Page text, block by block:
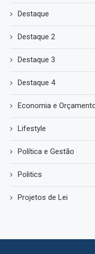
Destaque
Destaque 2
Destaque 3
Destaque 4
Economia e
Lifestyle
Política e Gestão
Politics
Projetos de Lei